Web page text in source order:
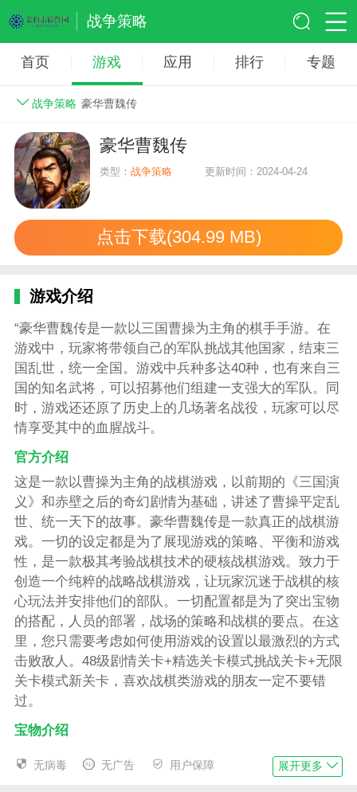
战争策略
首页 游戏 应用 排行 专题
战争策略 豪华曹魏传
豪华曹魏传
类型：战争策略 更新时间：2024-04-24
点击下载(304.99 MB)
游戏介绍
“豪华曹魏传是一款以三国曹操为主角的棋手手游。在
游戏中，玩家将带领自己的军队挑战其他国家，结束三
国乱世，统一全国。游戏中兵种多达40种，也有来自三
国的知名武将，可以招募他们组建一支强大的军队。同
时，游戏还还原了历史上的几场著名战役，玩家可以尽
情享受其中的血腥战斗。
官方介绍
这是一款以曹操为主角的战棋游戏，以前期的《三国演
义》和赤壁之后的奇幻剧情为基础，讲述了曹操平定乱
世、统一天下的故事。豪华曹魏传是一款真正的战棋游
戏。一切的设定都是为了展现游戏的策略、平衡和游戏
性，是一款极其考验战棋技术的硬核战棋游戏。致力于
创造一个纯粹的战略战棋游戏，让玩家沉迷于战棋的核
心玩法并安排他们的部队。一切配置都是为了突出宝物
的搭配，人员的部署，战场的策略和战棋的要点。在这
里，您只需要考虑如何使用游戏的设置以最激烈的方式
击败敌人。48级剧情关卡+精选关卡模式挑战关卡+无限
关卡模式新关卡，喜欢战棋类游戏的朋友一定不要错
过。
宝物介绍
1。古代纺锤刀武器160/177
无病毒 无广告 用户保障 展开更多